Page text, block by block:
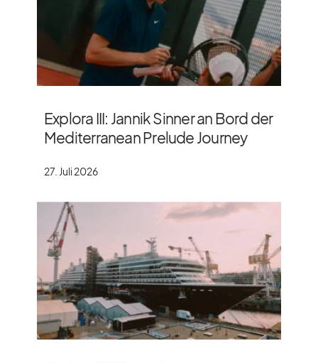
Explora III: Jannik Sinner an Bord der
Mediterranean Prelude Journey
27. Juli 2026